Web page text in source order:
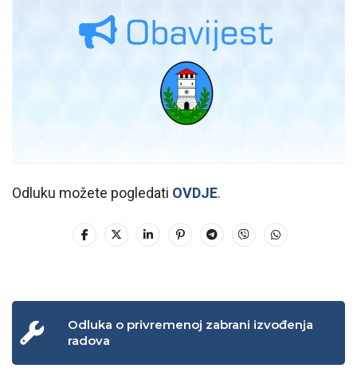
Odluku možete pogledati OVDJE.
Odluka o privremenoj zabrani izvođenja
radova